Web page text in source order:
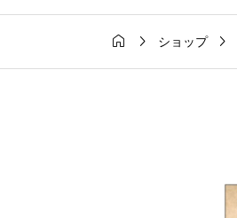
  ショップ 